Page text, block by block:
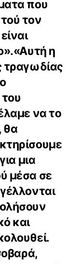
που
τον
η
τραγωδίας
του
να το
θα
μια
μέσα σε
και